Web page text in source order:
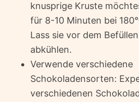
knusprige Kruste
für 8-10 Minuten bei
Lass sie vor dem
abkühlen.
Verwende verschiedene
Schokoladensorten:
verschiedenen